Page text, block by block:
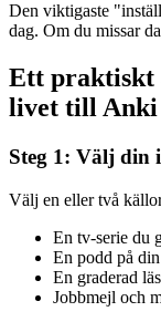
Den viktigaste
dag. Om du missar
Ett praktiskt
livet till Anki
Steg 1: Välj din
Välj en eller två
En tv-serie du
En podd på
En graderad
Jobbmejl och